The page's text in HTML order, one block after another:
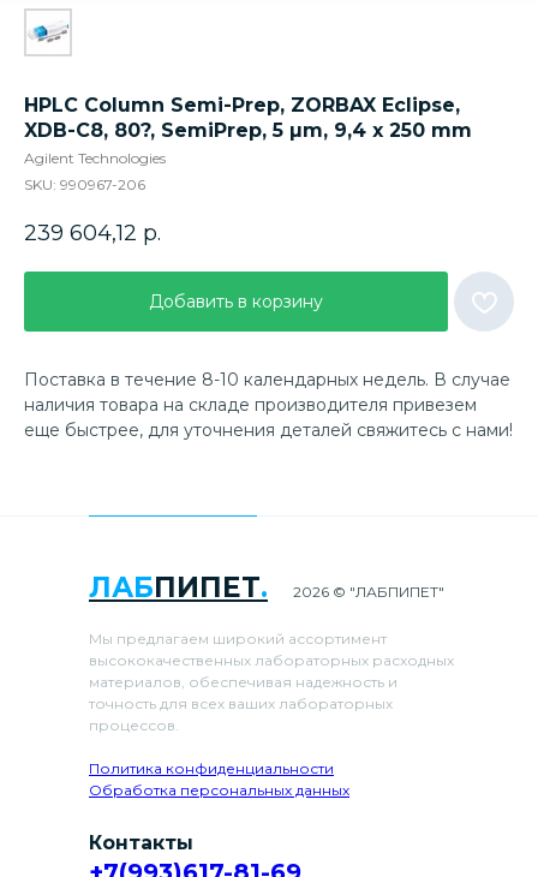
HPLC Column Semi-Prep, ZORBAX Eclipse,
XDB-C8, 80?, SemiPrep, 5 µm, 9,4 x 250 mm
Agilent Technologies
SKU: 990967-206
239 604,12 р.
Добавить в корзину
Поставка в течение 8-10 календарных недель. В случае
наличия товара на складе производителя привезем
еще быстрее, для уточнения деталей свяжитесь с нами!
ЛАБПИПЕТ.
Мы предлагаем широкий ассортимент
высококачественных лабораторных расходных
материалов, обеспечивая надежность и
точность для всех ваших лабораторных
процессов.
Политика конфиденциальности
Обработка персональных данных
2026 © "ЛАБПИПЕТ"
Контакты